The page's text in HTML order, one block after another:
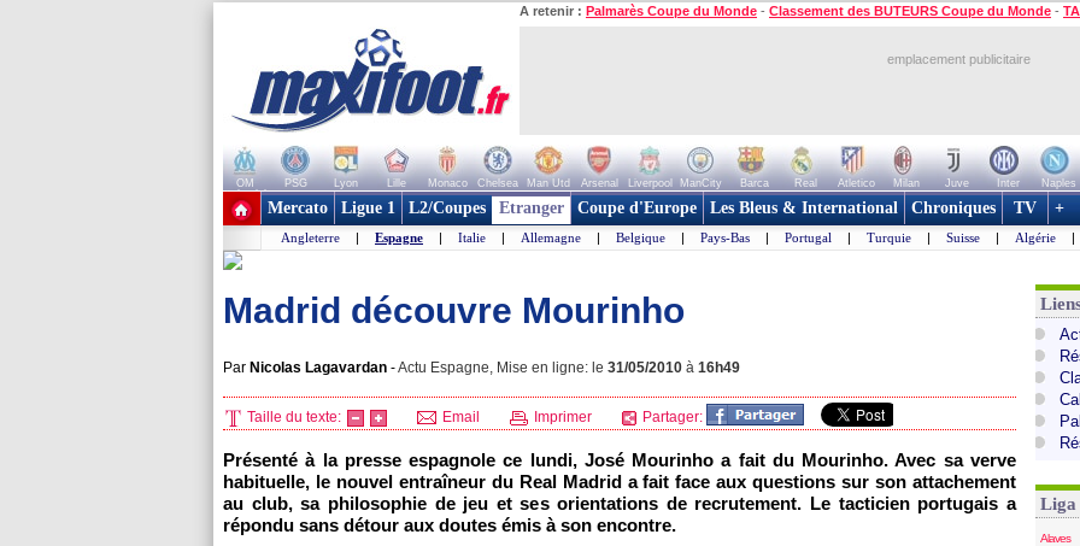
A retenir : Palmarès Coupe du Monde - Classement des BUTEURS Coupe du Monde -
emplacement publicitaire
OM PSG Lyon Lille Monaco Chelsea Man Utd Arsenal Liverpool ManCity Barca Real Atletico Milan Juve Inter Naples
+ de clubs
Mercato Ligue 1 L2/Coupes Etranger Coupe d'Europe Les Bleus & International Chroniques TV +
Angleterre | Espagne | Italie | Allemagne | Belgique | Pays-Bas | Portugal | Turquie | Suisse | Algérie |
Madrid découvre Mourinho
Par Nicolas Lagavardan -Actu Espagne, Mise en ligne: le 31/05/2010 à 16h49
Taille du texte: Email Imprimer Partager:
Présenté à la presse espagnole ce lundi, José Mourinho a fait du Mourinho. Avec sa verve
habituelle, le nouvel entraîneur du Real Madrid a fait face aux questions sur son attachement
au club, sa philosophie de jeu et ses orientations de recrutement. Le tacticien portugais a
répondu sans détour aux doutes émis à son encontre.
Liga
Alaves